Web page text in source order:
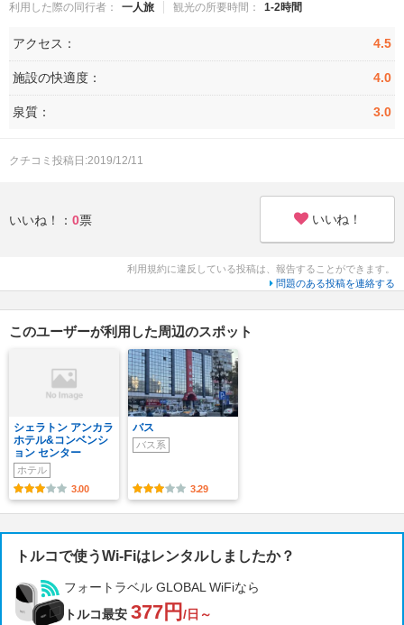
利用した際の同行者： 一人旅 観光の所要時間： 1-2時間
アクセス： 4.5
施設の快適度： 4.0
泉質： 3.0
クチコミ投稿日:2019/12/11
いいね！： 0票 いいね！
利用規約に違反している投稿は、報告することができます。
問題のある投稿を連絡する
このユーザーが利用した周辺のスポット
シェラトン アンカラ
ホテル&コンベンシ
ョン センター
ホテル
3.00
バス
バス系
3.29
トルコで使うWi-Fiはレンタルしましたか？
フォートラベル GLOBAL WiFiなら
トルコ最安 377円 /日～